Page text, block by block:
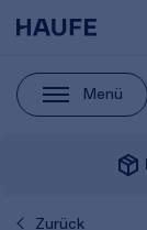
Menü
package_2
Zurück